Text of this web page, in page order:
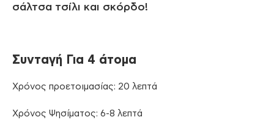
σάλτσα τσίλι και σκόρδο!
Συνταγή Για 4 άτομα
Χρόνος προετοιμασίας: 20 λεπτά
Χρόνος Ψησίματος: 6-8 λεπτά